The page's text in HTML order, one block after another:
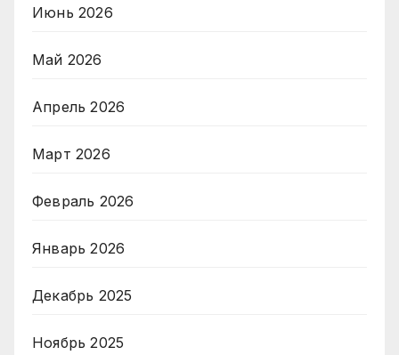
Июнь 2026
Май 2026
Апрель 2026
Март 2026
Февраль 2026
Январь 2026
Декабрь 2025
Ноябрь 2025